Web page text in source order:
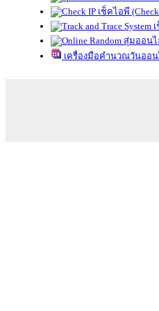
เช็คไอพี
สุ่มออน
เครื่องมือคำนวณวันออ